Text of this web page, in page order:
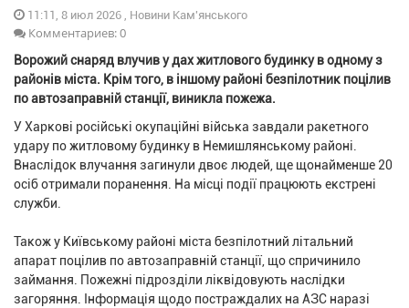
11:11, 8 июл 2026 , Новини Кам'янського
Комментариев: 0
Ворожий снаряд влучив у дах житлового будинку в одному з
районів міста. Крім того, в іншому районі безпілотник поцілив
по автозаправній станції, виникла пожежа.
У Харкові російські окупаційні війська завдали ракетного
удару по житловому будинку в Немишлянському районі.
Внаслідок влучання загинули двоє людей, ще щонайменше 20
осіб отримали поранення. На місці події працюють екстрені
служби.
Також у Київському районі міста безпілотний літальний
апарат поцілив по автозаправній станції, що спричинило
займання. Пожежні підрозділи ліквідовують наслідки
загоряння. Інформація щодо постраждалих на АЗС наразі